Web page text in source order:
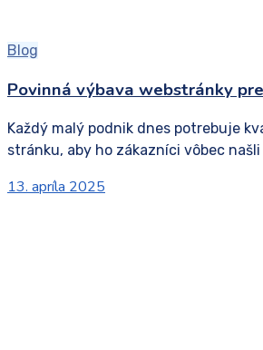
Blog
Povinná výbava webstránky
Každý malý podnik dnes potrebuje
stránku, aby ho zákazníci vôbec našli
13. apríla 2025